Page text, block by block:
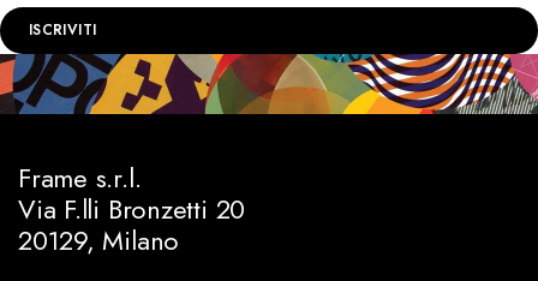
ISCRIVITI
Frame s.r.l.
Via F.lli Bronzetti 20
20129, Milano